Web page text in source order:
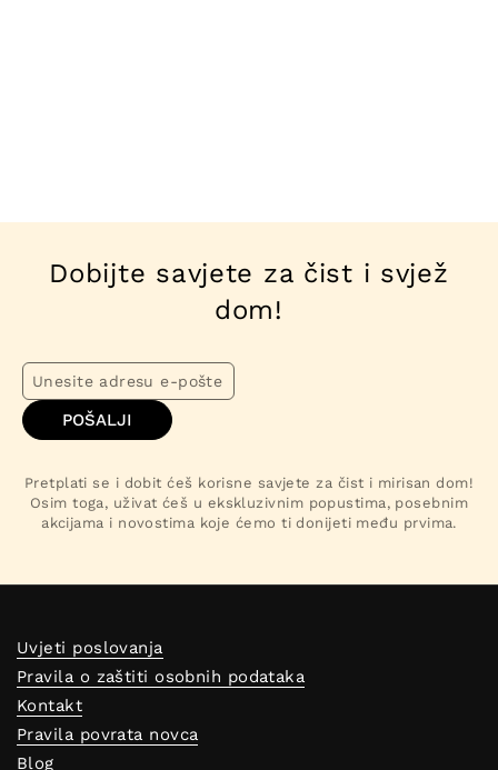
Dobijte savjete za čist i svjež
dom!
POŠALJI
Pretplati se i dobit ćeš korisne savjete za čist i mirisan dom!
Osim toga, uživat ćeš u ekskluzivnim popustima, posebnim
akcijama i novostima koje ćemo ti donijeti među prvima.
Uvjeti poslovanja
Pravila o zaštiti osobnih podataka
Kontakt
Pravila povrata novca
Blog